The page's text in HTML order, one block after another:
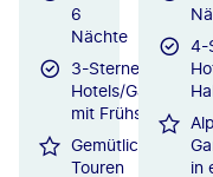
6
Nächte
3-Sterne-
Hotels/Gasthöfe
mit Frühstück
Gemütliche
Touren
4-
in